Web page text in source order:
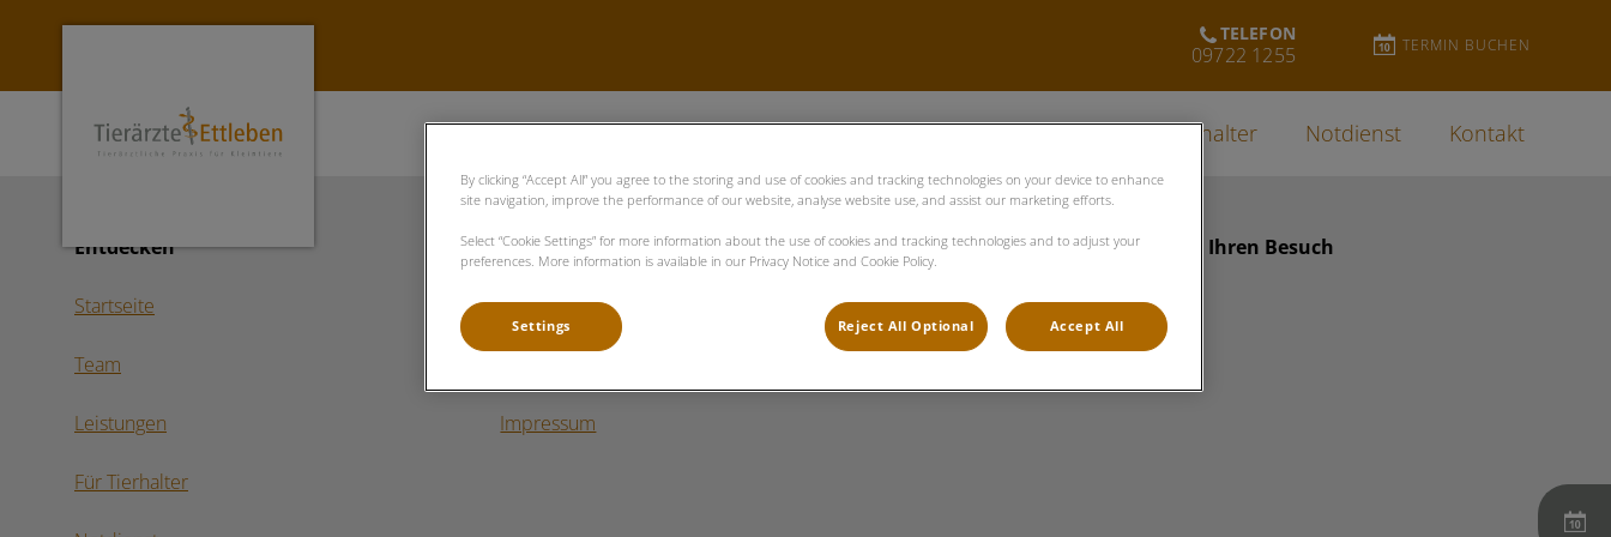
Homepage Tierärzte Ettleben
TELEFON
09722 1255 TERMIN BUCHEN
Für Tierhalter Notdienst Kontakt
Entdecken
Startseite
Team
Leistungen
Für Tierhalter
Wir achten Ihre Privatsphäre
Cookies
Impressum
Tierärzte Ettleben: Danke für Ihren Besuch
By clicking “Accept All” you agree to the storing and use of cookies and tracking technologies on your device to enhance
site navigation, improve the performance of our website, analyse website use, and assist our marketing efforts.
Select “Cookie Settings” for more information about the use of cookies and tracking technologies and to adjust your
preferences. More information is available in our Privacy Notice and Cookie Policy.
Settings Reject All Optional Accept All